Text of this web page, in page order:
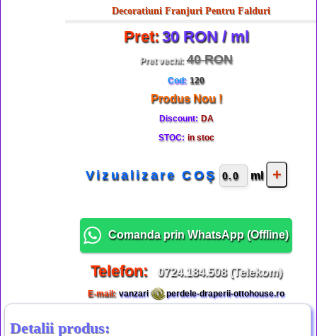
Decoratiuni Franjuri Pentru Falduri
Pret:30 RON / ml
Pret vechi: 40 RON
Cod: 120
Produs Nou !
Discount: DA
STOC: in stoc
Vizualizare COŞ ml
Comanda prin WhatsApp (Offline)
Telefon: 0724.184.508 (Telekom)
E-mail: vanzari perdele-draperii-ottohouse.ro
Detalii produs: